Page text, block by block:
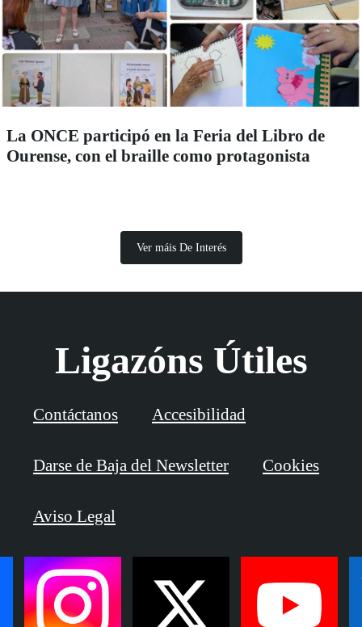
La ONCE participó en la Feria del Libro de
Ourense, con el braille como protagonista
Ver máis De Interés
Ligazóns Útiles
Contáctanos Accesibilidad
Darse de Baja del Newsletter Cookies
Aviso Legal